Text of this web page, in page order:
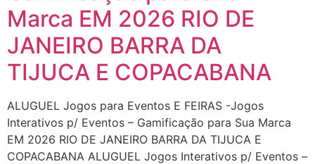
Marca EM 2026 RIO DE
JANEIRO BARRA DA
TIJUCA E COPACABANA
ALUGUEL Jogos para Eventos E FEIRAS -Jogos
Interativos p/ Eventos – Gamificação para Sua Marca
EM 2026 RIO DE JANEIRO BARRA DA TIJUCA E
COPACABANA ALUGUEL Jogos Interativos p/ Eventos –